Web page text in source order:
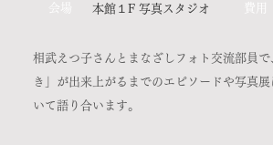
​会場 ​本館１F 写真スタジオ
相武えつ子さんとまなざしフォト交流部員
き」が出来上がるまでのエピソードや写真
いて語り合います。